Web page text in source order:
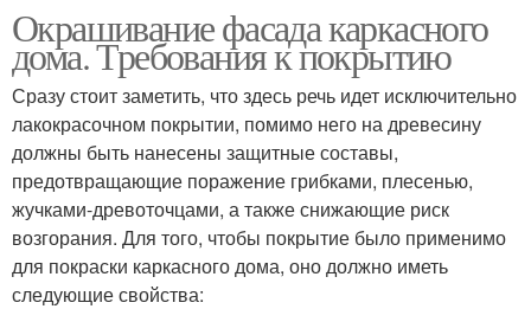
Окрашивание фасада каркасного
дома. Требования к покрытию
Сразу стоит заметить, что здесь речь идет исключительно
лакокрасочном покрытии, помимо него на древесину
должны быть нанесены защитные составы,
предотвращающие поражение грибками, плесенью,
жучками-древоточцами, а также снижающие риск
возгорания. Для того, чтобы покрытие было применимо
для покраски каркасного дома, оно должно иметь
следующие свойства: